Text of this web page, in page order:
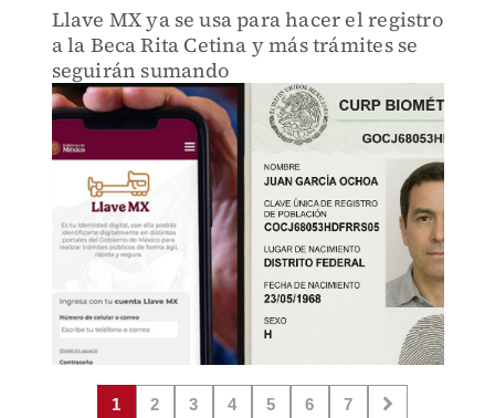
Llave MX ya se usa para hacer el registro
a la Beca Rita Cetina y más trámites se
seguirán sumando
1 2 3 4 5 6 7